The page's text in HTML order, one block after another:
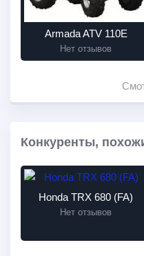
Armada ATV 110E
Нет отзывов
Конкуренты,
Honda TRX 680 (FA)
Нет отзывов